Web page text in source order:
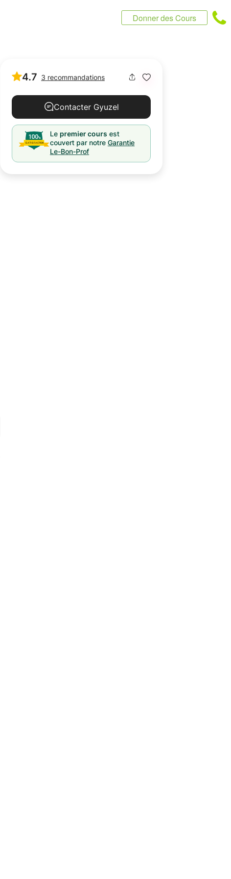
Donner des Cours
4.7 3 recommandations
Contacter Gyuzel
Le premier cours est
couvert par notre Garantie
Le-Bon-Prof